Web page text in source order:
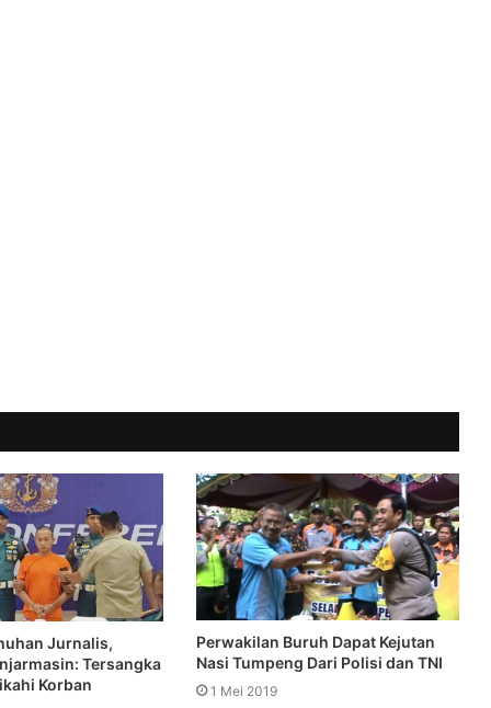
Jurnalis,
Tersangka
Korban
Perwakilan Buruh Dapat Kejutan
Nasi Tumpeng Dari Polisi dan TNI
1 Mei 2019